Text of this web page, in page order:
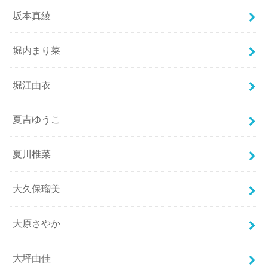
坂本真綾
堀内まり菜
堀江由衣
夏吉ゆうこ
夏川椎菜
大久保瑠美
大原さやか
大坪由佳